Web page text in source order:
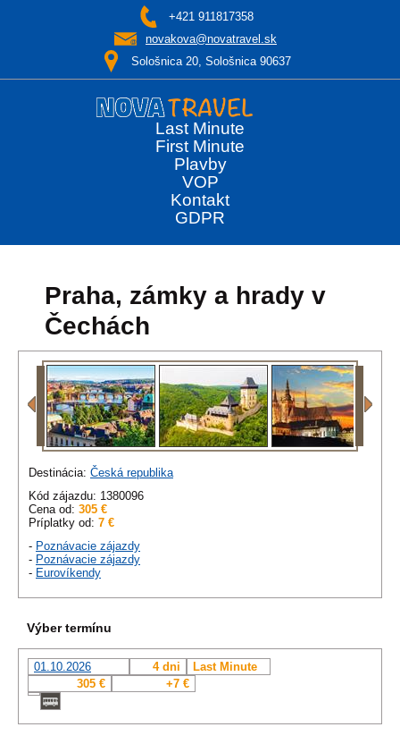
+421 911817358
novakova@novatravel.sk
Sološnica 20, Sološnica 90637
Last Minute
First Minute
Plavby
VOP
Kontakt
GDPR
Praha, zámky a hrady v
Čechách
Destinácia: Česká republika
Kód zájazdu: 1380096
Cena od: 305 €
Príplatky od: 7 €
- Poznávacie zájazdy
- Poznávacie zájazdy
- Eurovíkendy
Výber termínu
01.10.2026 4 dni
Last Minute
305 €
+7 €